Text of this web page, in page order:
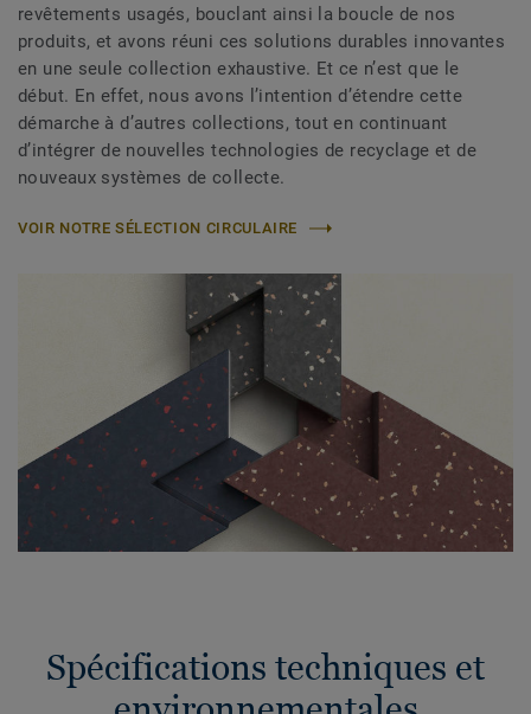
revêtements usagés, bouclant ainsi la boucle de nos
produits, et avons réuni ces solutions durables innovantes
en une seule collection exhaustive. Et ce n’est que le
début. En effet, nous avons l’intention d’étendre cette
démarche à d’autres collections, tout en continuant
d’intégrer de nouvelles technologies de recyclage et de
nouveaux systèmes de collecte.
VOIR NOTRE SÉLECTION CIRCULAIRE
Spécifications techniques et